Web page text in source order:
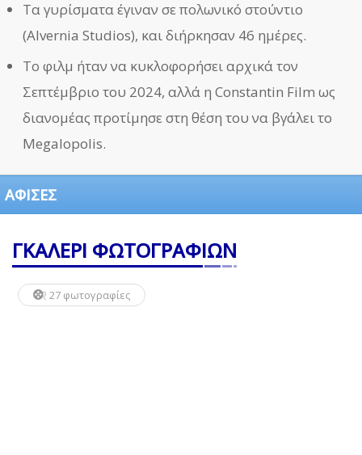
Τα γυρίσματα έγιναν σε πολωνικό στούντιο
(Alvernia Studios), και διήρκησαν 46 ημέρες.
Το φιλμ ήταν να κυκλοφορήσει αρχικά τον
Σεπτέμβριο του 2024, αλλά η Constantin Film ως
διανομέας προτίμησε στη θέση του να βγάλει το
Megalopolis.
ΑΦΙΣΕΣ
ΓΚΑΛΕΡΙ ΦΩΤΟΓΡΑΦΙΩΝ
27 φωτογραφίες